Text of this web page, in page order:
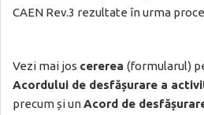
CAEN Rev.3 rezultate în urma
Vezi mai jos cererea (formularul)
Acordului de desfășurare a
precum și unAcord de